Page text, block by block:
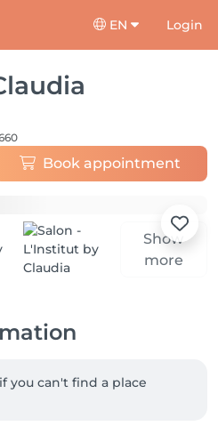
EN Login
Book appointment
Show
more
you can't find a place